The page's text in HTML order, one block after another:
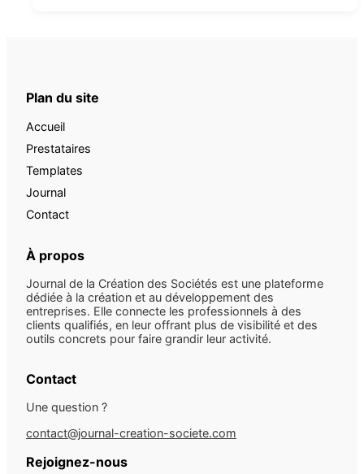
Plan du site
Accueil
Prestataires
Templates
Journal
Contact
À propos
Journal de la Création des Sociétés est une plateforme
dédiée à la création et au développement des
entreprises. Elle connecte les professionnels à des
clients qualifiés, en leur offrant plus de visibilité et des
outils concrets pour faire grandir leur activité.
Contact
Une question ?
contact@journal-creation-societe.com
Rejoignez-nous